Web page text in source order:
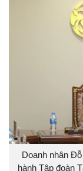
Doanh nhân
hành Tập đoàn